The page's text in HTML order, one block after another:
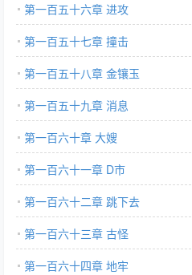
第一百五十六章 进攻
第一百五十七章 撞击
第一百五十八章 金镶玉
第一百五十九章 消息
第一百六十章 大嫂
第一百六十一章 D市
第一百六十二章 跳下去
第一百六十三章 古怪
第一百六十四章 地牢